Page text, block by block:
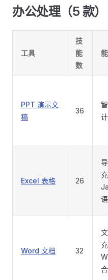
办公处理（5 款）
工具
技
能
数
PPT 演示文
稿
36
Excel 表格 26
Word 文档 32